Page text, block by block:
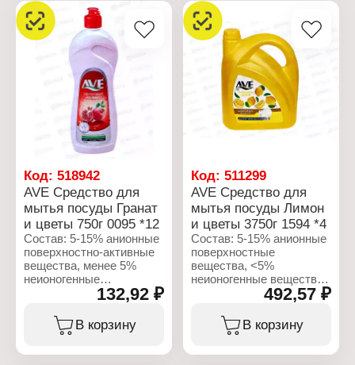
ДЭА, сополимер стирола
и акрилата, лимонная
кислота, оксид
лаурамина, отдушки,
цитрат натрия,
Метилизотиазолинон и
хлорметилизотиазолинон,
этилендиаминтетрауксусная
кислота, красители
синий Cl: 42090 или
красный СІ: 14720 или
желтый CI 47005 и синий
CI 42090,
деионизированная вода.
Характеристики:
Бренд: AVE
Тип товара: Средство
для мытья посуды
Название: "Platinum"
Аромат: Лимон
Форма выпуска: гель
Объем: 750 мл
DEA, Полиакрилат
натрия, Алкиллактат,
Отдушки, комплекс
метилизотиазолиноновой
кислоты и
метилизотиазолиноновой
кислоты, Лимонная
кислота, Красители СІ:
42090, СІ: 16255, Cl:
17200, Cl: 60730, Cl:
Характеристики:
Бренд: AVE
Тип товара: Средство
для мытья посуды
Название: "Апельсин и
цветы"
Форма выпуска: гель
Объем: 900 мл
Код: 518942
AVE Средство для
мытья посуды Гранат
и цветы 750г 0095 *12
Состав: 5-15% анионные
поверхностно-активные
вещества, менее 5%
неионогенные
поверхностно-активные
ароматизирующие
добавки, консерванты,
132,92 ₽
В корзину
Код:511299
AVE Средство для
мытья посуды Лимон
и цветы 3750г 1594 *4
Состав: 5-15% анионные
поверхностные
вещества, <5%
неионогенные вещества,
ароматизирующие
добавки, консерванты,
красители.
492,57 ₽
В корзину